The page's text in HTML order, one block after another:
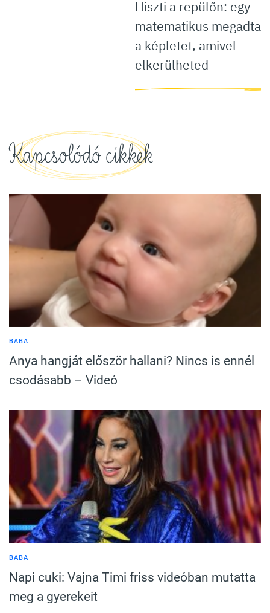
Hiszti a repülőn: egy
matematikus megadta
a képletet, amivel
elkerülheted
Kapcsolódó cikkek
BABA
Anya hangját először hallani? Nincs is ennél
csodásabb – Videó
BABA
Napi cuki: Vajna Timi friss videóban mutatta
meg a gyerekeit